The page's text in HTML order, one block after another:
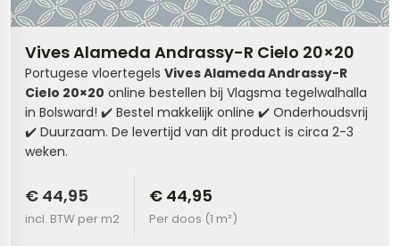
Vives Alameda Andrassy-R Cielo 20×20
Portugese vloertegels Vives Alameda Andrassy-R
Cielo 20×20 online bestellen bij Vlagsma tegelwalhalla
in Bolsward! ✔️ Bestel makkelijk online ✔️ Onderhoudsvrij
✔️ Duurzaam. De levertijd van dit product is circa 2-3
weken.
€ 44,95
incl. BTW per m2
€ 44,95
Per doos (1 m²)
toilet
woonkamer
(kloostertegels)
tegels
hal
toilet